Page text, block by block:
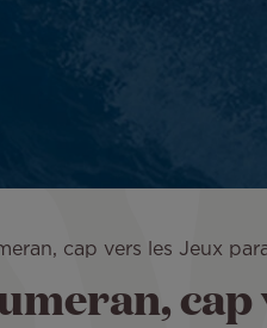
cap vers les Jeux
cap